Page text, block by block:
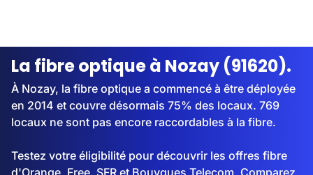
Streaming
La fibre optique à Nozay (91620).
À Nozay, la fibre optique a commencé à être déployée
en 2014 et couvre désormais 75% des locaux. 769
locaux ne sont pas encore raccordables à la fibre.
Testez votre éligibilité pour découvrir les offres fibre
d'Orange, Free, SFR et Bouygues Telecom. Comparez